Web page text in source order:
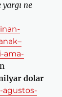
ne
ama-
dolar
agustos-